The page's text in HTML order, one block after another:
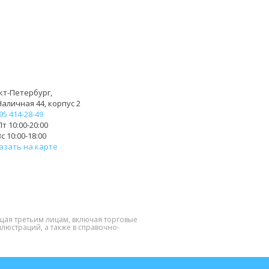
Петербург,
44, корпус 2
414-28-49
10:00-20:00
10:00-18:00
на карте
третьим лицам, включая торговые
а также в справочно-